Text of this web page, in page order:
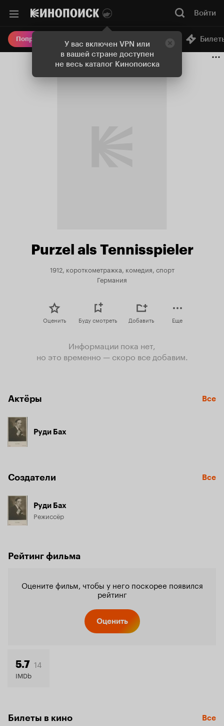
У вас включен VPN или
в вашей стране доступен
не весь каталог Кинопоиска
Войти
Попробовать Плюс Онлайн-кинотеатр
Purzel als Tennisspieler
1912, короткометражка, комедия, спорт
Германия
Оценить Буду смотреть Добавить Еще
Информации пока нет,
но это временно — скоро все добавим.
Актёры Все
Руди Бах
Создатели Все
Руди Бах
Режиссёр
Рейтинг фильма
Оцените фильм, чтобы у него поскорее появился
рейтинг
Оценить
5.7 14
IMDb
Билеты в кино Все